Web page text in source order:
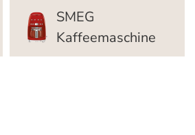
SMEG
Kaffeemaschine